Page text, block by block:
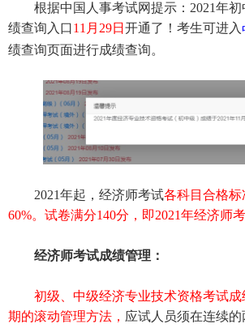
根据中国人事考试网提示：2021年初
绩查询入口11月29日 开通了！考生可进入
绩查询页面进行成绩查询。
2021年起，经济师考试各科目合格
60%。试卷满分140分，即2021年经济师
经济师考试成绩管理：
初级、中级经济专业技术资格考试成
期的滚动管理方法， 应试人员须在连续